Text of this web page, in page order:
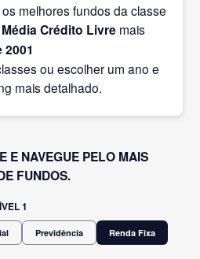
melhores fundos da classe
Crédito Livre mais
2001
ou escolher um ano e
mais detalhado.
E NAVEGUE PELO MAIS
FUNDOS.
1
Previdência Renda Fixa